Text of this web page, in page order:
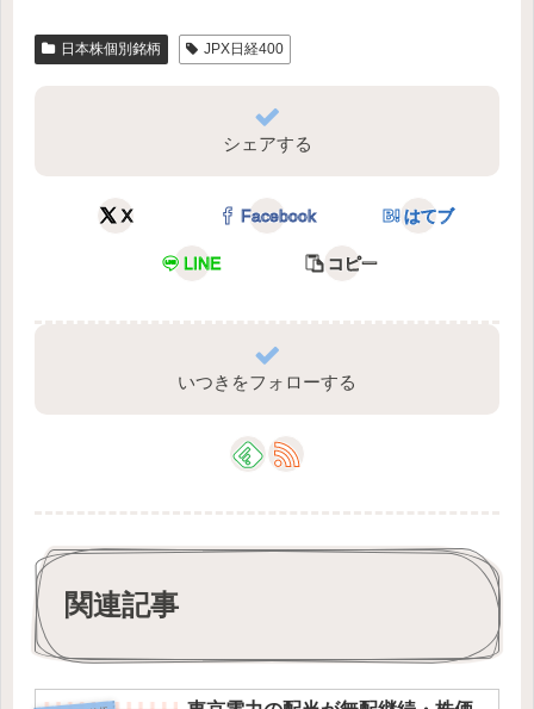
日本株個別銘柄 JPX日経400
シェアする
X Facebook はてブ
LINE コピー
いつきをフォローする
関連記事